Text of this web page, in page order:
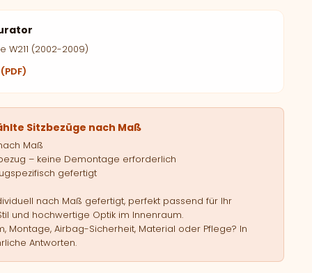
W211 (2002-2009)
Sitzbezüge nach Maß
Maß
– keine Demontage erforderlich
gefertigt
nach Maß gefertigt, perfekt passend für Ihr
und hochwertige Optik im Innenraum.
Montage, Airbag-Sicherheit, Material oder Pflege? In
Antworten.